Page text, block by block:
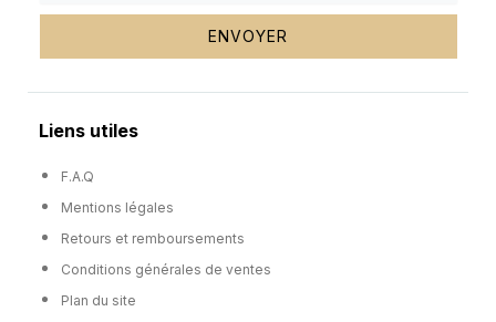
ENVOYER
Liens utiles
F.A.Q
Mentions légales
Retours et remboursements
Conditions générales de ventes
Plan du site